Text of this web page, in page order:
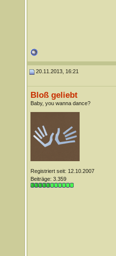
20.11.2013, 16:21
Bloß geliebt
Baby, you wanna dance?
Registriert seit: 12.10.2007
Beiträge: 3.359